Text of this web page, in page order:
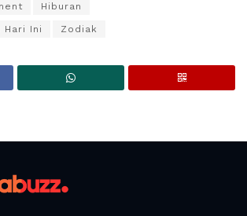
Hiburan
Hari Ini Zodiak